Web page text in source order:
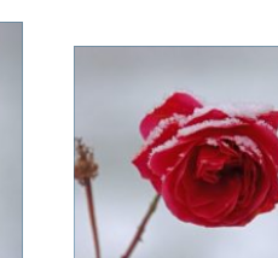
tills en varningslampa
känns fel. Ge...